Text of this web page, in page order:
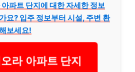
파트 단지에 대한 자세한 정보
요? 입주 정보부터 시설, 주변 환
보세요!
라 아파트 단지